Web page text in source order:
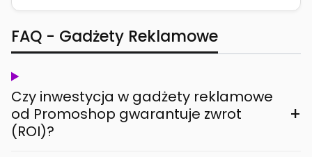
FAQ - Gadżety Reklamowe
Czy inwestycja w gadżety reklamowe
od Promoshop gwarantuje zwrot
(ROI)?
+